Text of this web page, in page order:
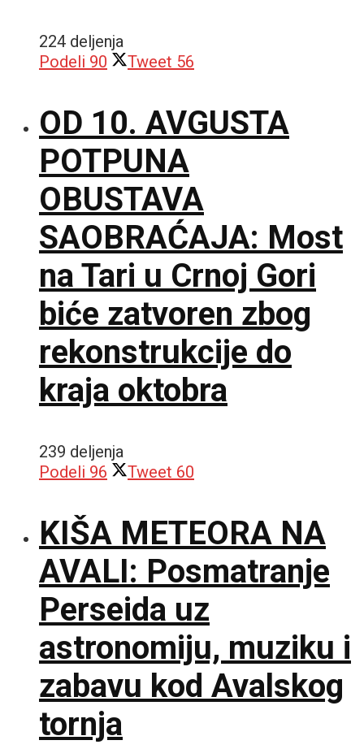
224 deljenja
Podeli 90 Tweet 56
OD 10. AVGUSTA
POTPUNA
OBUSTAVA
SAOBRAĆAJA: Most
na Tari u Crnoj Gori
biće zatvoren zbog
rekonstrukcije do
kraja oktobra
239 deljenja
Podeli 96 Tweet 60
KIŠA METEORA NA
AVALI: Posmatranje
Perseida uz
astronomiju, muziku i
zabavu kod Avalskog
tornja